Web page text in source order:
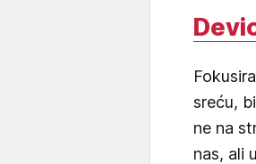
sreću,
ne na
nas, ali